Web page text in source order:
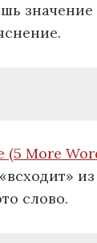
значение
(5 More
слово.